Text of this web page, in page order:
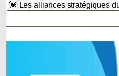
💓 Les alliances stratégiques